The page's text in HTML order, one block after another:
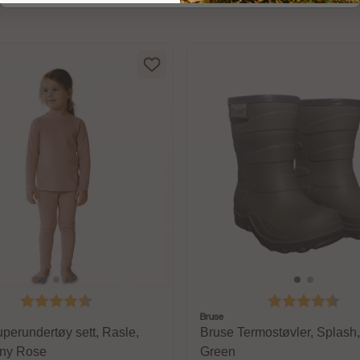
Karakter:
sett, Rasle,
Rose
Karakter:
Bruse
Bruse Termostøvler,
Green